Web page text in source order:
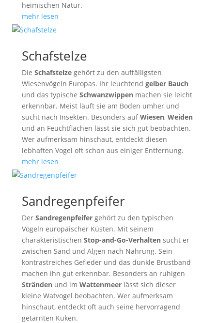
heimischen Natur.
mehr lesen
Schafstelze
Die Schafstelzegehört zu den auffälligsten
Wiesenvögeln Europas. Ihr leuchtend gelber Bauch
und das typische Schwanzwippenmachen sie leicht
erkennbar. Meist läuft sie am Boden umher und
sucht nach Insekten. Besonders aufWiesen, Weiden
und an Feuchtflächen lässt sie sich gut beobachten.
Wer aufmerksam hinschaut, entdeckt diesen
lebhaften Vogel oft schon aus einiger Entfernung.
mehr lesen
Sandregenpfeifer
Der Sandregenpfeifergehört zu den typischen
Vögeln europäischer Küsten. Mit seinem
charakteristischen Stop-and-Go-Verhaltensucht er
zwischen Sand und Algen nach Nahrung. Sein
kontrastreiches Gefieder und das dunkle Brustband
machen ihn gut erkennbar. Besonders an ruhigen
Strändenund im Wattenmeerlässt sich dieser
kleine Watvogel beobachten. Wer aufmerksam
hinschaut, entdeckt oft auch seine hervorragend
getarnten Küken.